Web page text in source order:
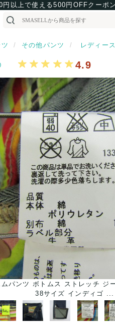
以上で使える500円OFFクーポ
その他パンツ レディース
4.9
パンツ ボトムス ストレッチ ジ
38サイズ インディゴ ...